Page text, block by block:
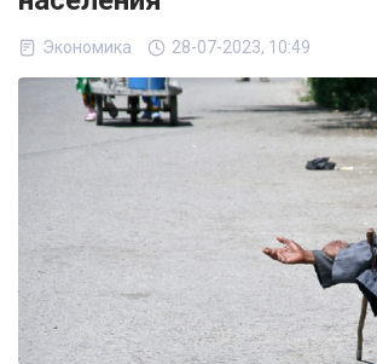
Экономика 28-07-2023, 10:49